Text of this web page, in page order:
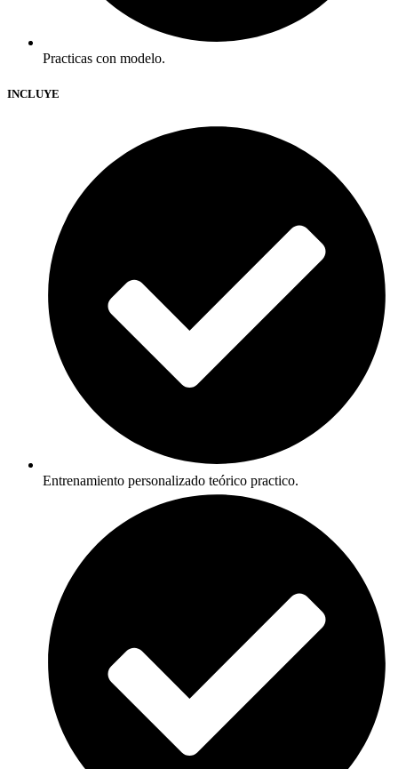
Practicas con modelo.
INCLUYE
Entrenamiento personalizado teórico practico.